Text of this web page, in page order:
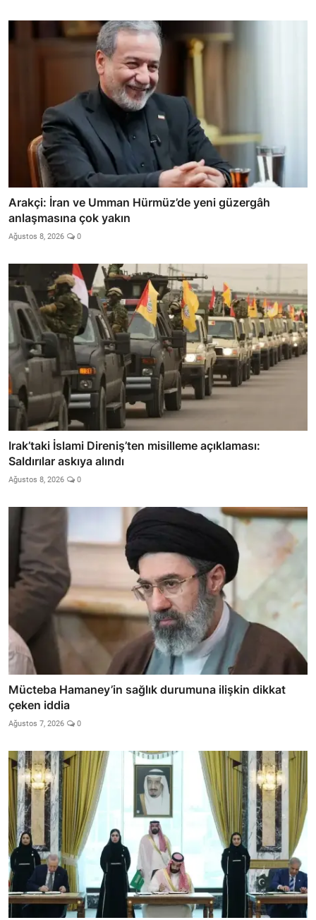
Arakçi: İran ve Umman Hürmüz’de yeni güzergâh
anlaşmasına çok yakın
Ağustos 8, 2026 0
Irak’taki İslami Direniş’ten misilleme açıklaması:
Saldırılar askıya alındı
Ağustos 8, 2026 0
Mücteba Hamaney’in sağlık durumuna ilişkin dikkat
çeken iddia
Ağustos 7, 2026 0